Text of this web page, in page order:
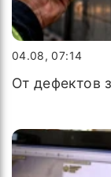
04.08, 07:14
От дефектов